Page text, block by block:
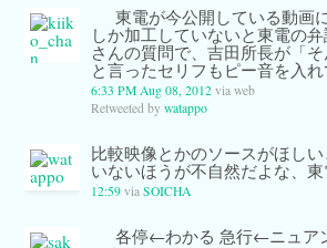
東電が今公開している動画
しか加工していないと東電の
さんの質問で、吉田所長が「
と言ったセリフもピー音を入
6:33 PM Aug 08, 2012 via web
Retweeted by watappo
比較映像とかのソースがほし
いないほうが不自然だよな、
12:59 via SOICHA
各停←わかる 急行←ニュア